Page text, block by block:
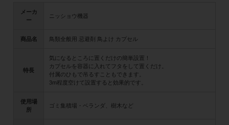
メーカ
ー
ニッショウ機器
商品名 鳥類全般用 忌避剤 鳥よけ カプセル
特長
気になるところに置くだけの簡単設置！
カプセルを容器に入れてフタをして置くだけ。
付属のひもで吊るすこともできます。
3m程度空けて設置すると効果的です。
使用場
所
ゴミ集積場・ベランダ、樹木など